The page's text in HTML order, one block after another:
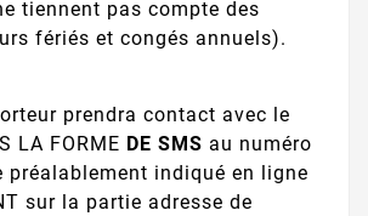
tiennent pas compte des
fériés et congés annuels).
prendra contact avec le
LA FORME DE SMS au numéro
préalablement indiqué en ligne
sur la partie adresse de